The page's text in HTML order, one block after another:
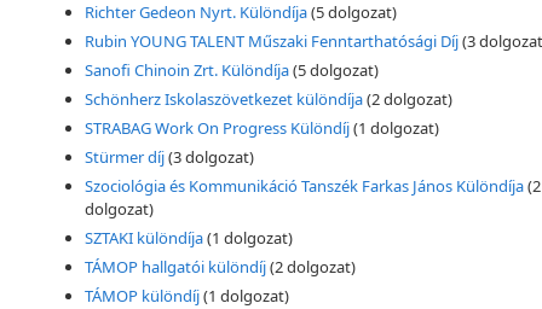
Richter Gedeon Nyrt. Különdíja(5 dolgozat)
Rubin YOUNG TALENT Műszaki Fenntarthatósági Díj(3
Sanofi Chinoin Zrt. Különdíja(5 dolgozat)
Schönherz Iskolaszövetkezet különdíja(2 dolgozat)
STRABAG Work On Progress Különdíj(1 dolgozat)
Stürmer díj(3 dolgozat)
Szociológia és Kommunikáció Tanszék Farkas János Különdíja(2
dolgozat)
SZTAKI különdíja(1 dolgozat)
TÁMOP hallgatói különdíj(2 dolgozat)
TÁMOP különdíj(1 dolgozat)